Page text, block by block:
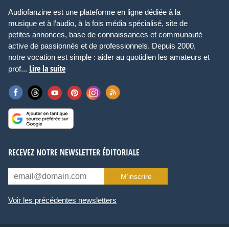
Audiofanzine est une plateforme en ligne dédiée à la
musique et à l’audio, à la fois média spécialisé, site de
petites annonces, base de connaissances et communauté
active de passionnés et de professionnels. Depuis 2000,
notre vocation est simple : aider au quotidien les amateurs et
prof... Lire la suite
RECEVEZ NOTRE NEWSLETTER ÉDITORIALE
M’inscrire
Voir les précédentes newsletters